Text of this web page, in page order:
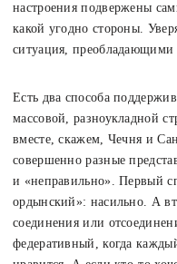
настроения подвержены
какой угодно стороны.
ситуация, преобладающими
Есть два способа
массовой, разноукладной
вместе, скажем, Чечня и
совершенно разные
и «неправильно». Первый
ордынский»: насильно. А
соединения или
федеративный, когда